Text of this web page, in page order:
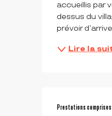
accueillis par
dessus du
prévoir
Lire la
Prestations comprises
Prestations comprises